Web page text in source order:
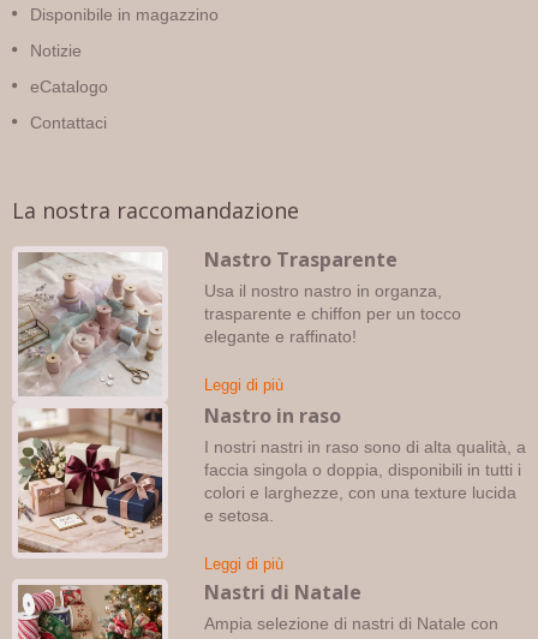
Disponibile in magazzino
Notizie
eCatalogo
Contattaci
La nostra raccomandazione
Nastro Trasparente
Usa il nostro nastro in organza,
trasparente e chiffon per un tocco
elegante e raffinato!
Leggi di più
Nastro in raso
I nostri nastri in raso sono di alta qualità, a
faccia singola o doppia, disponibili in tutti i
colori e larghezze, con una texture lucida
e setosa.
Leggi di più
Nastri di Natale
Ampia selezione di nastri di Natale con